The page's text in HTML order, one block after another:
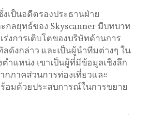
เป็นอดีตรองประธานฝ่าย
ลยุทธ์ของ Skyscanner มีบทบาท
ร่งการเติบโตของบริษัทด้านการ
ดังกล่าว และเป็นผู้นำทีมต่างๆ ใน
ำแหน่ง เขาเป็นผู้ที่มีข้อมูลเชิงลึก
กภาคส่วนการท่องเที่ยวและ
อมด้วยประสบการณ์ในการขยาย